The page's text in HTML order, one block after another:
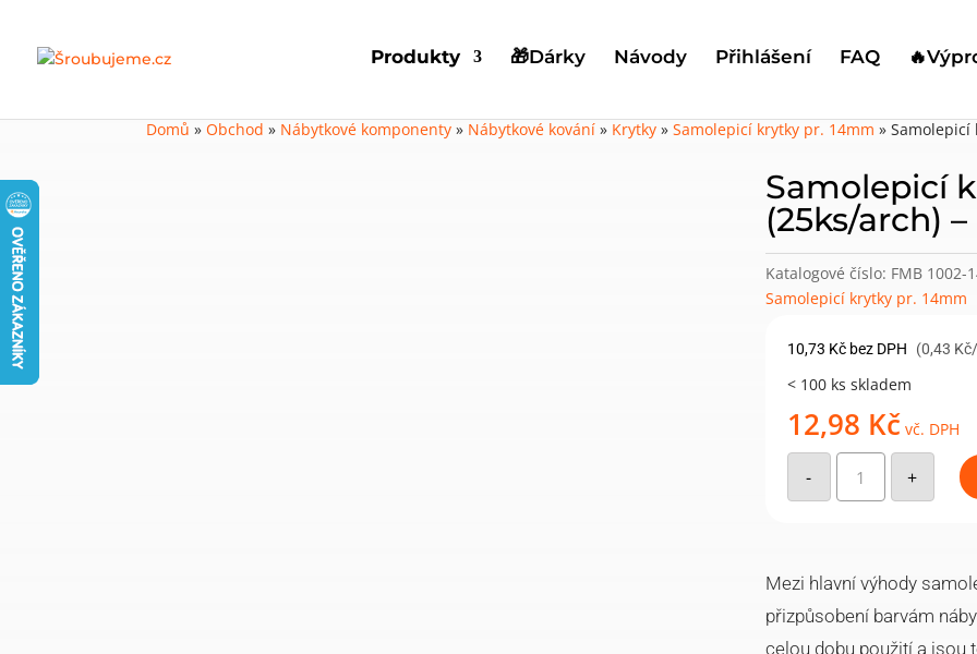
Produkty 🎁Dárky Návody Přihlášení FAQ
Domů »Obchod » Nábytkové komponenty » Nábytkové kování » Krytky »Samolepicí krytky pr. 14mm »Samolepicí
Samolepicí
(25ks/arch)
Katalogové číslo: FMB 1002-
Samolepicí krytky pr. 14mm
10,73 Kč bez DPH (0,43
< 100 ks skladem
12,98 Kč vč. DPH
-
Samolepicí
krytka
14mm
(25ks/arch)
+
Mezi hlavní výhody
přizpůsobení barvám
celou dobu použití a jsou